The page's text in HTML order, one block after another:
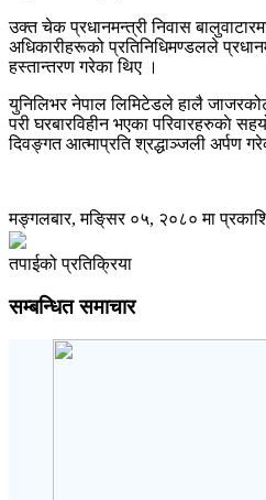
उक्त चेक प्रधानमन्त्री निवास
अधिकारीहरूको प्रतिनिधिमण्डलले
हस्तान्तरण गरेका थिए ।
युनिलिभर नेपाल लिमिटेडले हालै
परी घरबारविहीन भएका परिवारहरुकाे
दिवङ्गत आत्माप्रति श्रद्धाञ्जली अर्पण
मङ्गलबार, मङि्सर ०५, २०८० मा
तपाईको प्रतिक्रिया
सम्बन्धित समाचार